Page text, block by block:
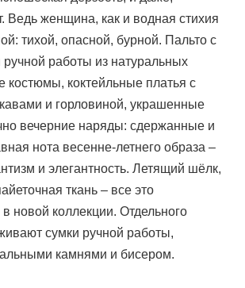
Ведь женщина, как и водная стихия
тихой, опасной, бурной. Пальто с
работы из натуральных
костюмы, коктейльные платья с
и горловиной, украшенные
вечерние наряды: сдержанные и
нота весенне-летнего образа –
и элегантность. Летящий шёлк,
ткань – все это
новой коллекции. Отдельного
сумки ручной работы,
камнями и бисером.